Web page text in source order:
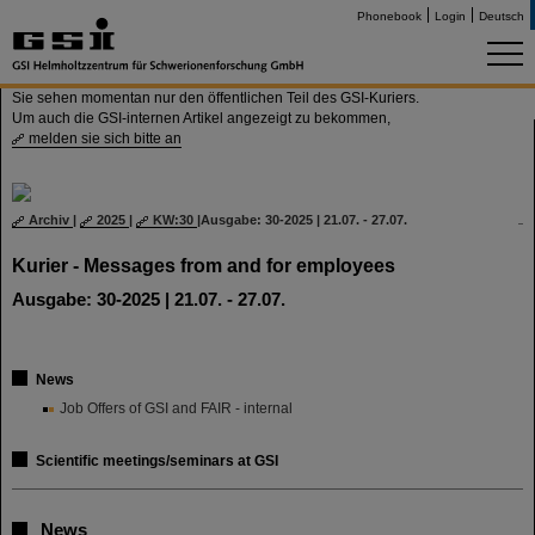
Phonebook Login Deutsch
Sie sehen momentan nur den öffentlichen Teil des GSI-Kuriers.
Um auch die GSI-internen Artikel angezeigt zu bekommen,
melden sie sich bitte an
Archiv | 2025 | KW:30 |Ausgabe: 30-2025 | 21.07. - 27.07.
Kurier - Messages from and for employees
Ausgabe: 30-2025 | 21.07. - 27.07.
News
Job Offers of GSI and FAIR - internal
Scientific meetings/seminars at GSI
News